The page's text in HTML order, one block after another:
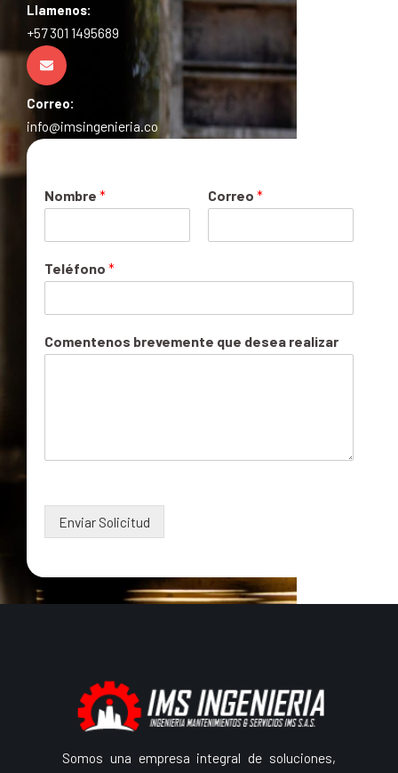
Llamenos:
+57 301 1495689
Correo:
info@imsingenieria.co
Nombre * Correo *
Teléfono *
Comentenos brevemente que desea realizar
Enviar Solicitud
Somos una empresa integral de soluciones,